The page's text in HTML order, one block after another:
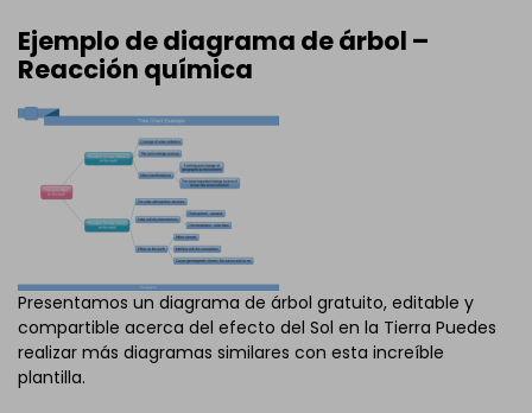
Ejemplo de diagrama de árbol –
Reacción química
Presentamos un diagrama de árbol gratuito, editable y
compartible acerca del efecto del Sol en la Tierra Puedes
realizar más diagramas similares con esta increíble
plantilla.